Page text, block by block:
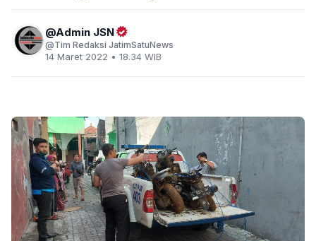
Admin JSN
Tim Redaksi JatimSatuNews
14 Maret 2022 • 18.34 WIB